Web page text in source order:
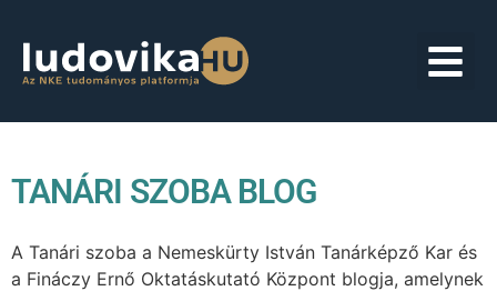
TANÁRI SZOBA BLOG
A Tanári szoba a Nemeskürty István Tanárképző Kar és
a Fináczy Ernő Oktatáskutató Központ blogja, amelynek